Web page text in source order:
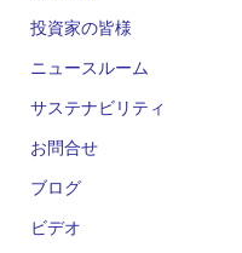
投資家の皆様
ニュースルーム
サステナビリティ
お問合せ
ブログ
ビデオ